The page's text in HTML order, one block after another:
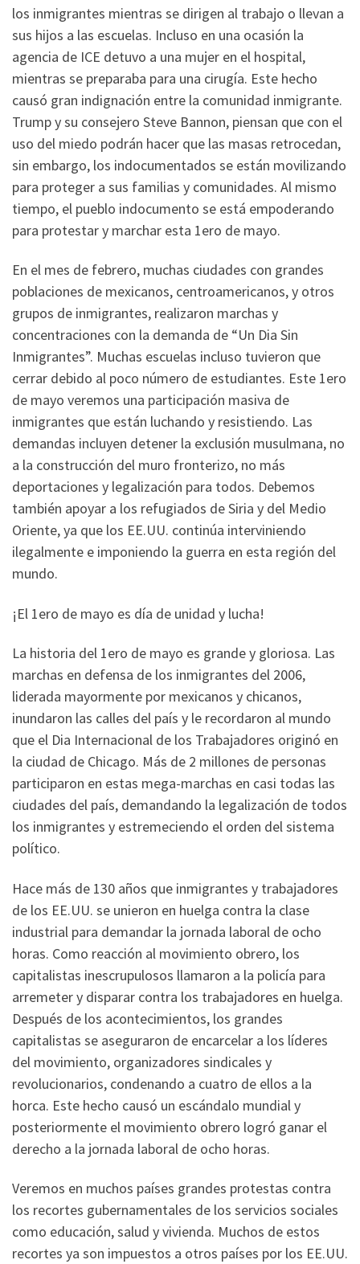
los inmigrantes mientras se dirigen al trabajo o llevan a
sus hijos a las escuelas. Incluso en una ocasión la
agencia de ICE detuvo a una mujer en el hospital,
mientras se preparaba para una cirugía. Este hecho
causó gran indignación entre la comunidad inmigrante.
Trump y su consejero Steve Bannon, piensan que con el
uso del miedo podrán hacer que las masas retrocedan,
sin embargo, los indocumentados se están movilizando
para proteger a sus familias y comunidades. Al mismo
tiempo, el pueblo indocumento se está empoderando
para protestar y marchar esta 1ero de mayo.
En el mes de febrero, muchas ciudades con grandes
poblaciones de mexicanos, centroamericanos, y otros
grupos de inmigrantes, realizaron marchas y
concentraciones con la demanda de “Un Dia Sin
Inmigrantes”. Muchas escuelas incluso tuvieron que
cerrar debido al poco número de estudiantes. Este 1ero
de mayo veremos una participación masiva de
inmigrantes que están luchando y resistiendo. Las
demandas incluyen detener la exclusión musulmana, no
a la construcción del muro fronterizo, no más
deportaciones y legalización para todos. Debemos
también apoyar a los refugiados de Siria y del Medio
Oriente, ya que los EE.UU. continúa interviniendo
ilegalmente e imponiendo la guerra en esta región del
mundo.
¡El 1ero de mayo es día de unidad y lucha!
La historia del 1ero de mayo es grande y gloriosa. Las
marchas en defensa de los inmigrantes del 2006,
liderada mayormente por mexicanos y chicanos,
inundaron las calles del país y le recordaron al mundo
que el Dia Internacional de los Trabajadores originó en
la ciudad de Chicago. Más de 2 millones de personas
participaron en estas mega-marchas en casi todas las
ciudades del país, demandando la legalización de todos
los inmigrantes y estremeciendo el orden del sistema
político.
Hace más de 130 años que inmigrantes y trabajadores
de los EE.UU. se unieron en huelga contra la clase
industrial para demandar la jornada laboral de ocho
horas. Como reacción al movimiento obrero, los
capitalistas inescrupulosos llamaron a la policía para
arremeter y disparar contra los trabajadores en huelga.
Después de los acontecimientos, los grandes
capitalistas se aseguraron de encarcelar a los líderes
del movimiento, organizadores sindicales y
revolucionarios, condenando a cuatro de ellos a la
horca. Este hecho causó un escándalo mundial y
posteriormente el movimiento obrero logró ganar el
derecho a la jornada laboral de ocho horas.
Veremos en muchos países grandes protestas contra
los recortes gubernamentales de los servicios sociales
como educación, salud y vivienda. Muchos de estos
recortes ya son impuestos a otros países por los EE.UU.